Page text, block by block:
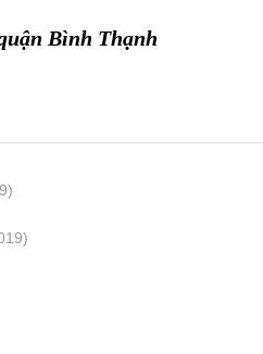
Bình Thạnh